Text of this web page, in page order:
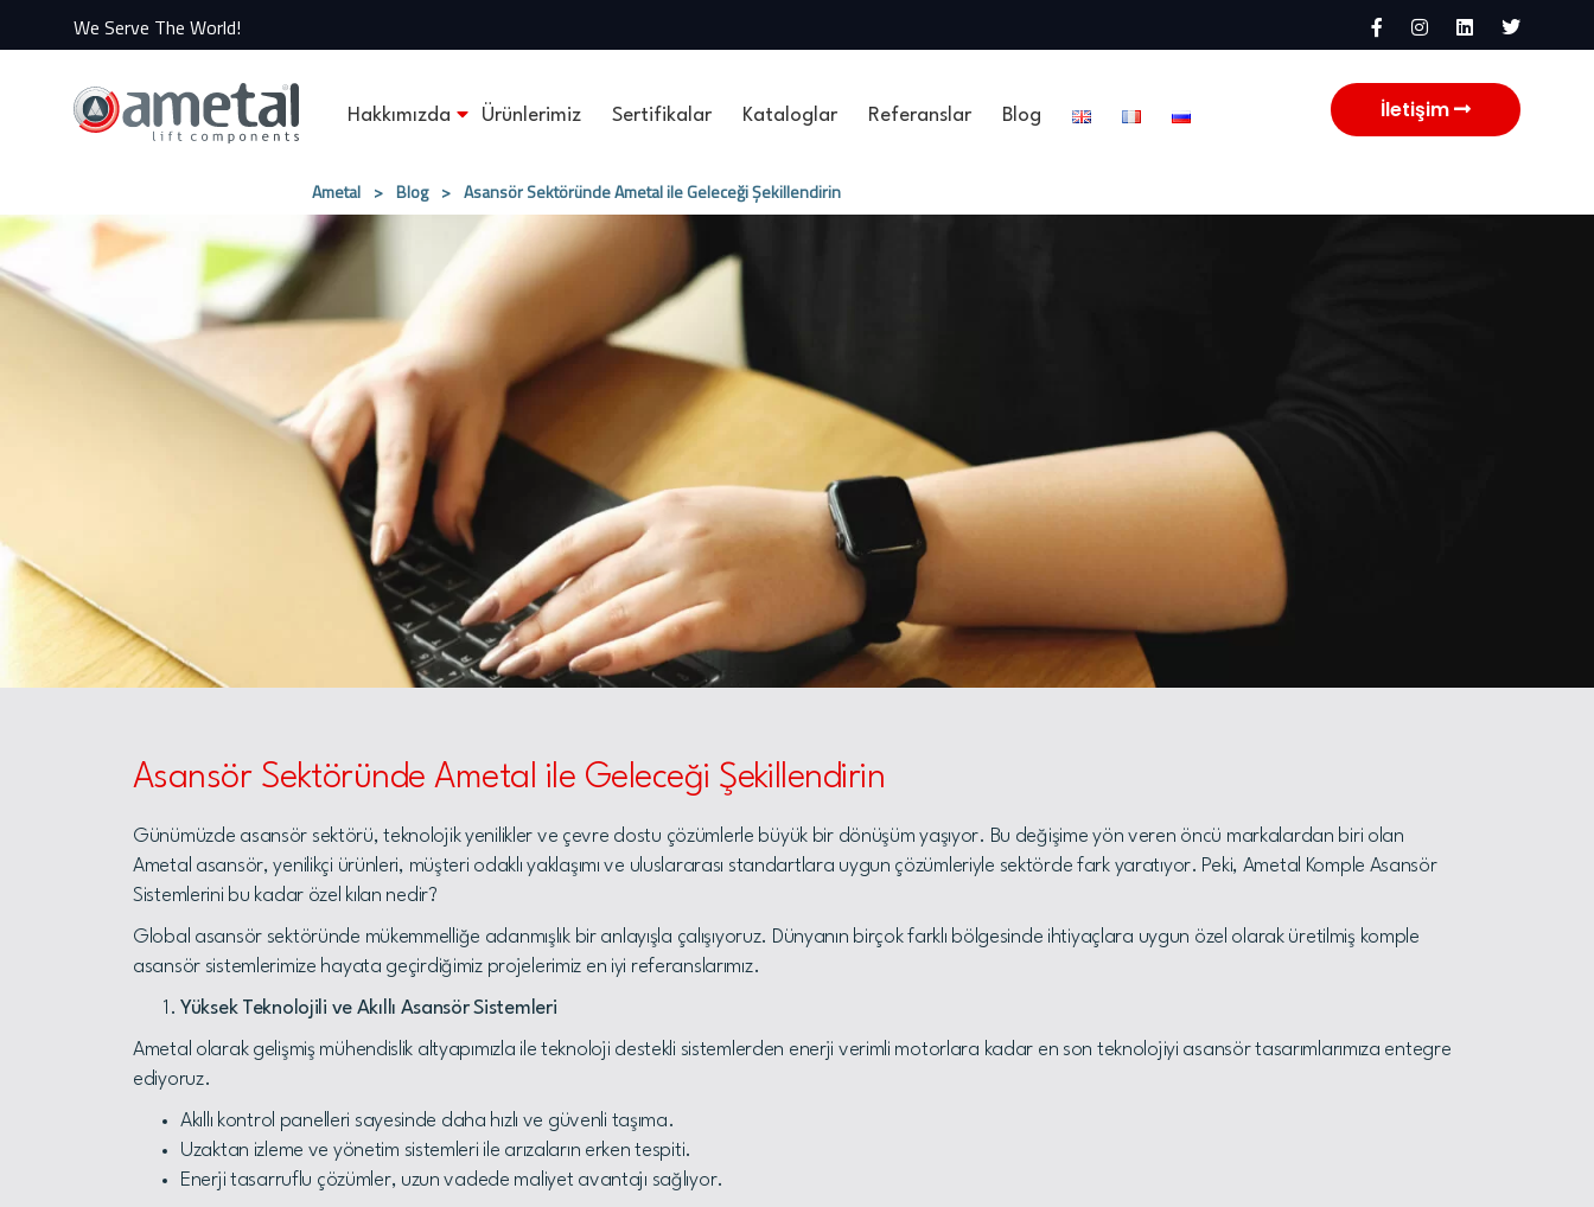
We Serve The World!
Hakkımızda Ürünlerimiz Sertifikalar Kataloglar Referanslar Blog İletişim
Ametal > Blog > Asansör Sektöründe Ametal ile Geleceği Şekillendirin
Asansör Sektöründe Ametal ile Geleceği Şekillendirin
Günümüzde asansör sektörü, teknolojik yenilikler ve çevre dostu çözümlerle büyük bir dönüşüm yaşıyor. Bu değişime yön veren öncü markalardan biri olan
Ametal asansör, yenilikçi ürünleri, müşteri odaklı yaklaşımı ve uluslararası standartlara uygun çözümleriyle sektörde fark yaratıyor. Peki, Ametal Komple Asansör
Sistemlerini bu kadar özel kılan nedir?
Global asansör sektöründe mükemmelliğe adanmışlık bir anlayışla çalışıyoruz. Dünyanın birçok farklı bölgesinde ihtiyaçlara uygun özel olarak üretilmiş komple
asansör sistemlerimize hayata geçirdiğimiz projelerimiz en iyi referanslarımız.
Yüksek Teknolojili ve Akıllı Asansör Sistemleri
Ametal olarak gelişmiş mühendislik altyapımızla ile teknoloji destekli sistemlerden enerji verimli motorlara kadar en son teknolojiyi asansör tasarımlarımıza entegre
ediyoruz.
Akıllı kontrol panelleri sayesinde daha hızlı ve güvenli taşıma.
Uzaktan izleme ve yönetim sistemleri ile arızaların erken tespiti.
Enerji tasarruflu çözümler, uzun vadede maliyet avantajı sağlıyor.